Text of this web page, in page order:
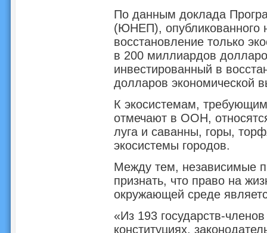
По данным доклада
(ЮНЕП), опубликованного
восстановление только
в 200 миллиардов
инвестированный в
долларов экономической
К экосистемам,
отмечают в ООН,
луга и саванны, горы,
экосистемы городов.
Между тем, независимые
признать, что право на
окружающей среде
«Из 193 государств-
конституциях,